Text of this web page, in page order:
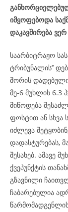
იმყოფებოდა
დაკავშირება
საარბიტრაჟო
ტრიბუნალის’’
შორის
მე-6 მუხლის 6.3
მიწოდება
ფოსტით ან სხვა
იძლევა
დადასტურებას,
შესახებ. ამავე
ქვეპუნქტის
გზავნილი
ჩაბარებულია